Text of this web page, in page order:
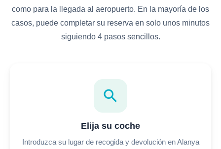
como para la llegada al aeropuerto. En la mayoría de los
casos, puede completar su reserva en solo unos minutos
siguiendo 4 pasos sencillos.
search
Elija su coche
Introduzca su lugar de recogida y devolución en Alanya